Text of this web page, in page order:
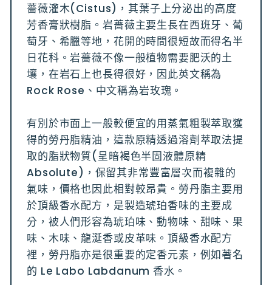
薔薇灌木(Cistus)，其葉子上分泌出的高度
芳香膏狀樹脂。岩薔薇主要生長在西班牙、葡
萄牙、希臘等地，花開的時間很短故而得名半
日花科。岩薔薇不像一般植物需要肥沃的土
壤，在岩石上也長得很好，因此英文稱為
Rock Rose、中文稱為岩玫瑰。
有別於市面上一般較便宜的用蒸氣粗製萃取獲
得的勞丹脂精油，這款原精透過溶劑萃取法提
取的脂狀物質(呈暗褐色半固液體原精
Absolute)，保留其非常豐富層次而複雜的
氣味，價格也因此相對較昂貴。勞丹脂主要用
於頂級香水配方，是製造琥珀香味的主要成
分，被人們形容為琥珀味、動物味、甜味、果
味、木味、龍涎香或皮革味。頂級香水配方
裡，勞丹脂亦是很重要的定香元素，例如著名
的 Le Labo Labdanum 香水。